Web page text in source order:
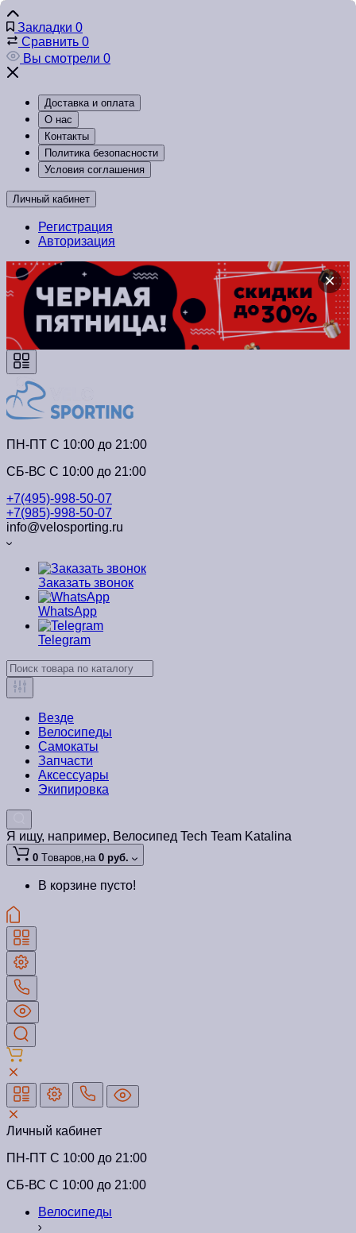
Закладки 0
Сравнить 0
Вы смотрели 0
Доставка и оплата
О нас
Контакты
Политика безопасности
Условия соглашения
Личный кабинет
Регистрация
Авторизация
×
ПН-ПТ C 10:00 до 21:00
СБ-ВС С 10:00 до 21:00
+7(495)-998-50-07
+7(985)-998-50-07
info@velosporting.ru
Заказать звонок
WhatsApp
Telegram
Везде
Велосипеды
Самокаты
Запчасти
Аксессуары
Экипировка
Я ищу, например, Велосипед Tech Team Katalina
0 Tоваров,на 0 руб.
В корзине пусто!
Личный кабинет
ПН-ПТ C 10:00 до 21:00
СБ-ВС С 10:00 до 21:00
Велосипеды